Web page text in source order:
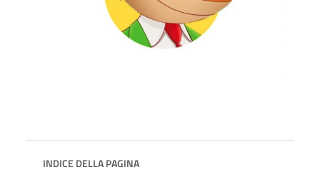
INDICE DELLA PAGINA